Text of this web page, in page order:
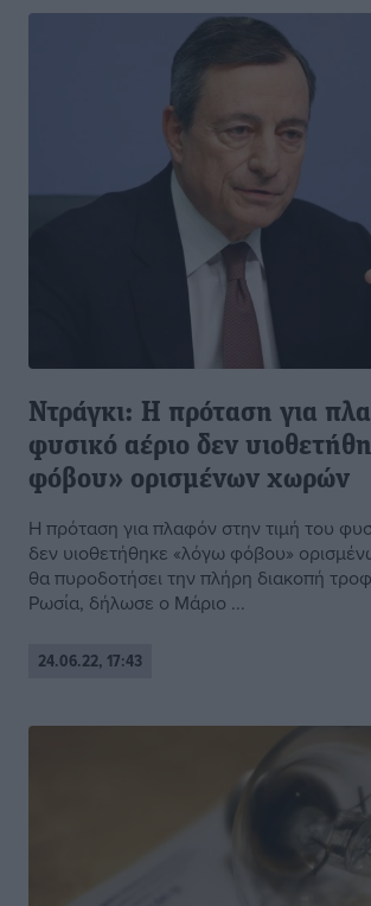
Ντράγκι: Η πρόταση για
φυσικό αέριο δεν
φόβου» ορισμένων χωρών
Η πρόταση για πλαφόν στην τιμή του
δεν υιοθετήθηκε «λόγω φόβου»
θα πυροδοτήσει την πλήρη διακοπή
Ρωσία, δήλωσε ο Μάριο ...
24.06.22, 17:43